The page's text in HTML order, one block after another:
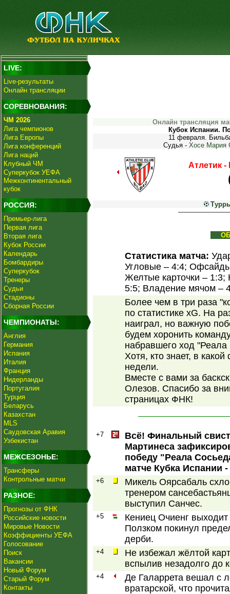
LIVE:
Live-результаты
Онлайн трансляции
СОРЕВНОВАНИЯ:
ЧМ 2026
Лига чемпионов
Лига Европы
Лига конференций
Лига наций
Клубный ЧМ
Суперкубок УЕФА
Межконтинентальный
кубок
РОССИЯ:
Премьер-лига
Первая лига
Вторая лига
Кубок России
Календарь
Бомбардиры
Суперкубок
Тренеры
Судьи
Стадионы
Сборная России
ЧЕМПИОНАТЫ:
Англия
Германия
Испания
Италия
Франция
Нидерланды
Португалия
Турция
Беларусь
Казахстан
MLS
Саудовская Аравия
Узбекистан
МЕЖСЕЗОНЬЕ:
Трансферы
Контрольные матчи
РАЗНОЕ:
Прогнозы от ФНК
Российские новости
Мировые Новости
Коэффициенты УЕФА
Голосование
Поиск
Вакансии
Новый Форум
Старый Форум
Контакты
Онлайн трансляция
Кубок Испании.
11 февраля.
Судья -Хосе Мария
Атлетик
Статистика матча:
Угловые – 4:4;
Желтые карточки – 1:3;
5:5; Владение мячом –
Более чем в три раза
по статистике xG. На
наиграл, но важную
будем хоронить
набравшего ход
Хотя, кто знает, в
недели.
Вместе с вами за
Олезов. Спасибо за
страницах ФНК!
+7
Всё! Финальный
Мартинеса
победу "Реала
матче Кубка Испании
+6
Микель Оярсабаль
тренером
выступил Санчес.
+5
Кениец Очиенг
Ползком покинул
дерби.
+4
Не избежал жёлтой
вспылив незадолго до
+4
Де Галаррета вешал с
вратарской, что